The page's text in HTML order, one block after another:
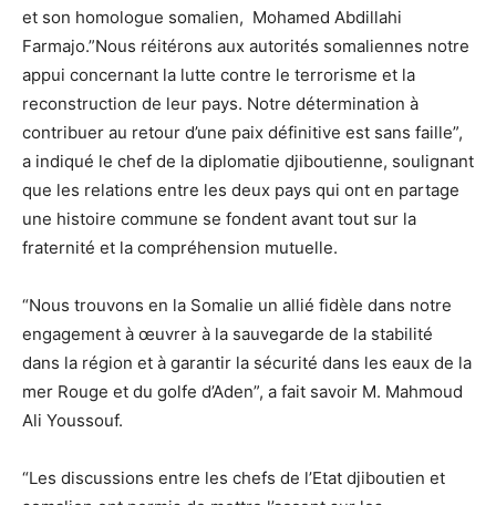
et son homologue somalien, Mohamed Abdillahi
Farmajo.”Nous réitérons aux autorités somaliennes notre
appui concernant la lutte contre le terrorisme et la
reconstruction de leur pays. Notre détermination à
contribuer au retour d’une paix définitive est sans faille”,
a indiqué le chef de la diplomatie djiboutienne, soulignant
que les relations entre les deux pays qui ont en partage
une histoire commune se fondent avant tout sur la
fraternité et la compréhension mutuelle.
“Nous trouvons en la Somalie un allié fidèle dans notre
engagement à œuvrer à la sauvegarde de la stabilité
dans la région et à garantir la sécurité dans les eaux de la
mer Rouge et du golfe d’Aden”, a fait savoir M. Mahmoud
Ali Youssouf.
“Les discussions entre les chefs de l’Etat djiboutien et